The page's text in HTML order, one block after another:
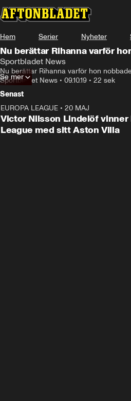
Hem Serier Nyheter
Nu berättar Rihanna varför
Sportbladet News
Nu berättar Rihanna varför hon
Sportbladet News • 09.10.19 • 22 sek
Se mer
Senast
EUROPA LEAGUE • 20 MAJ
Victor Nilsson Lindelöf vinner
League med sitt Aston Villa